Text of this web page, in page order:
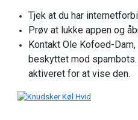
Tjek at du har
Prøv at lukke appen og
Kontakt Ole Kofoed-Dam,
beskyttet mod
aktiveret for at vise den.